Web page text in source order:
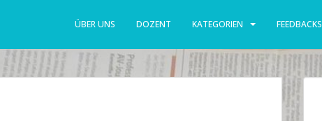
ÜBER UNS DOZENT KATEGORIEN FEEDBACKS